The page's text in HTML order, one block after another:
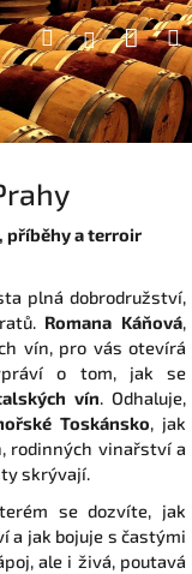
Hledat
příběhy a terroir
plná dobrodružství,
Romana Káňová,
vín, pro vás otevírá
o tom, jak se
vín. Odhaluje,
Toskánsko, jak
rodinných vinařství a
skrývají.
se dozvíte, jak
a jak bojuje s častými
ale i živá, poutavá